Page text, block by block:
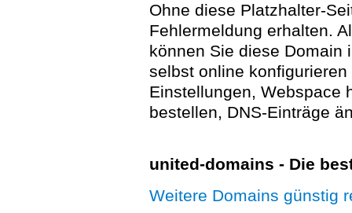
Ohne diese Platzhalter-
Fehlermeldung erhalten.
können Sie diese Domain
selbst online
Einstellungen, Webspace
bestellen, DNS-Einträge
united-domains - Die
Weitere Domains günstig